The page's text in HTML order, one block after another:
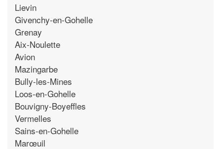
Lievin
Givenchy-en-Gohelle
Grenay
Aix-Noulette
Avion
Mazingarbe
Bully-les-Mines
Loos-en-Gohelle
Bouvigny-Boyeffles
Vermelles
Sains-en-Gohelle
Marœuil